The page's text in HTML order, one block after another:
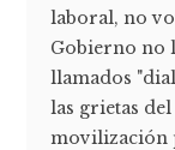
laboral, no
Gobierno no
llamados
las grietas
movilización